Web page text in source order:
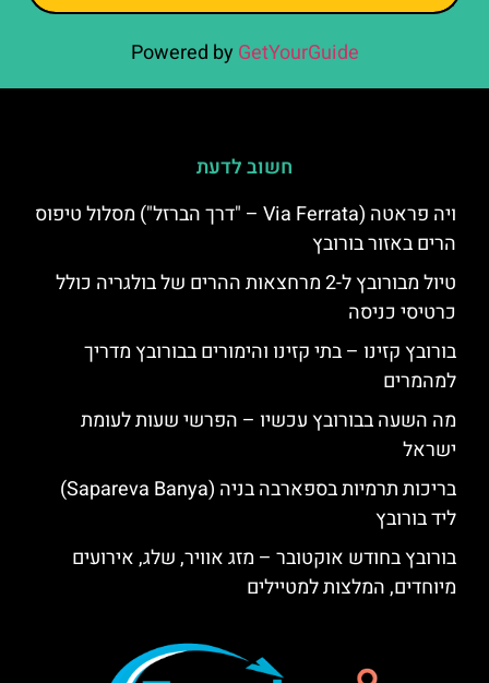
Powered by GetYourGuide
חשוב לדעת
ויה פראטה (Via Ferrata – "דרך הברזל") מסלול טיפוס
הרים באזור בורובץ
טיול מבורובץ ל-2 מרחצאות ההרים של בולגריה כולל
כרטיסי כניסה
בורובץ קזינו – בתי קזינו והימורים בבורובץ מדריך
למהמרים
מה השעה בבורובץ עכשיו – הפרשי שעות לעומת
ישראל
בריכות תרמיות בספארבה בניה (Sapareva Banya)
ליד בורובץ
בורובץ בחודש אוקטובר – מזג אוויר, שלג, אירועים
מיוחדים, המלצות למטיילים